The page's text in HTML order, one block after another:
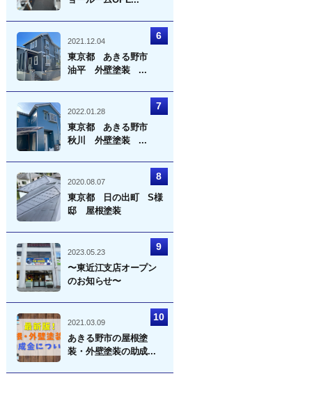
2021.12.04
東京都 あきる野市
油平 外壁塗装 ...
2022.01.28
東京都 あきる野市
秋川 外壁塗装 ...
2020.08.07
東京都 日の出町 S様
邸 屋根塗装
2023.05.23
〜東近江支店オープン
のお知らせ〜
2021.03.09
あきる野市の屋根塗
装・外壁塗装の助成...